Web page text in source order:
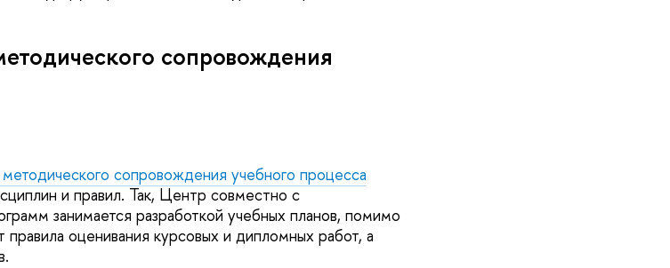
сопровождения
сопровождения учебного процесса
и правил. Так, Центр совместно с
занимается разработкой учебных планов, помимо
оценивания курсовых и дипломных работ, а